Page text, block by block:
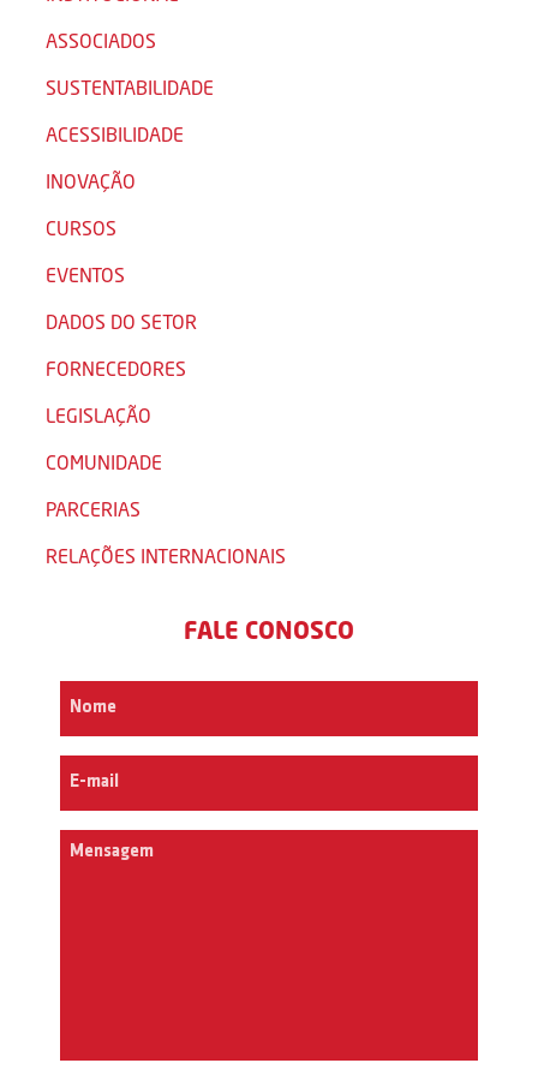
ASSOCIADOS
SUSTENTABILIDADE
ACESSIBILIDADE
INOVAÇÃO
CURSOS
EVENTOS
DADOS DO SETOR
FORNECEDORES
LEGISLAÇÃO
COMUNIDADE
PARCERIAS
RELAÇÕES INTERNACIONAIS
FALE CONOSCO